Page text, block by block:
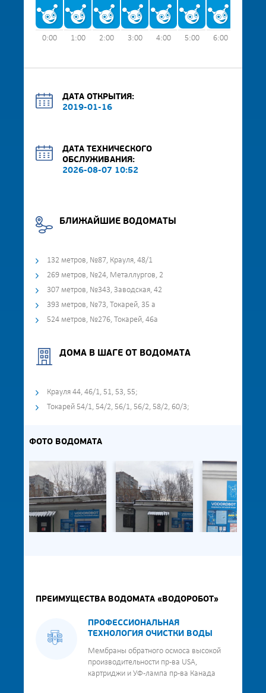
0:00 1:00 2:00 3:00 4:00 5:00 6:00
ДАТА ОТКРЫТИЯ:
2019-01-16
ДАТА ТЕХНИЧЕСКОГО
ОБСЛУЖИВАНИЯ:
2026-08-07 10:52
БЛИЖАЙШИЕ ВОДОМАТЫ
132 метров, №87, Крауля, 48/1
269 метров, №24, Металлургов, 2
307 метров, №343, Заводская, 42
393 метров, №73, Токарей, 35 а
524 метров, №276, Токарей, 46а
ДОМА В ШАГЕ ОТ ВОДОМАТА
Крауля 44, 46/1, 51, 53, 55;
Токарей 54/1, 54/2, 56/1, 56/2, 58/2, 60/3;
ФОТО ВОДОМАТА
ПРЕИМУЩЕСТВА ВОДОМАТА «ВОДОРОБОТ»
ПРОФЕССИОНАЛЬНАЯ
ТЕХНОЛОГИЯ ОЧИСТКИ ВОДЫ
Мембраны обратного осмоса высокой
производительности пр-ва USA,
картриджи и УФ-лампа пр-ва Канада